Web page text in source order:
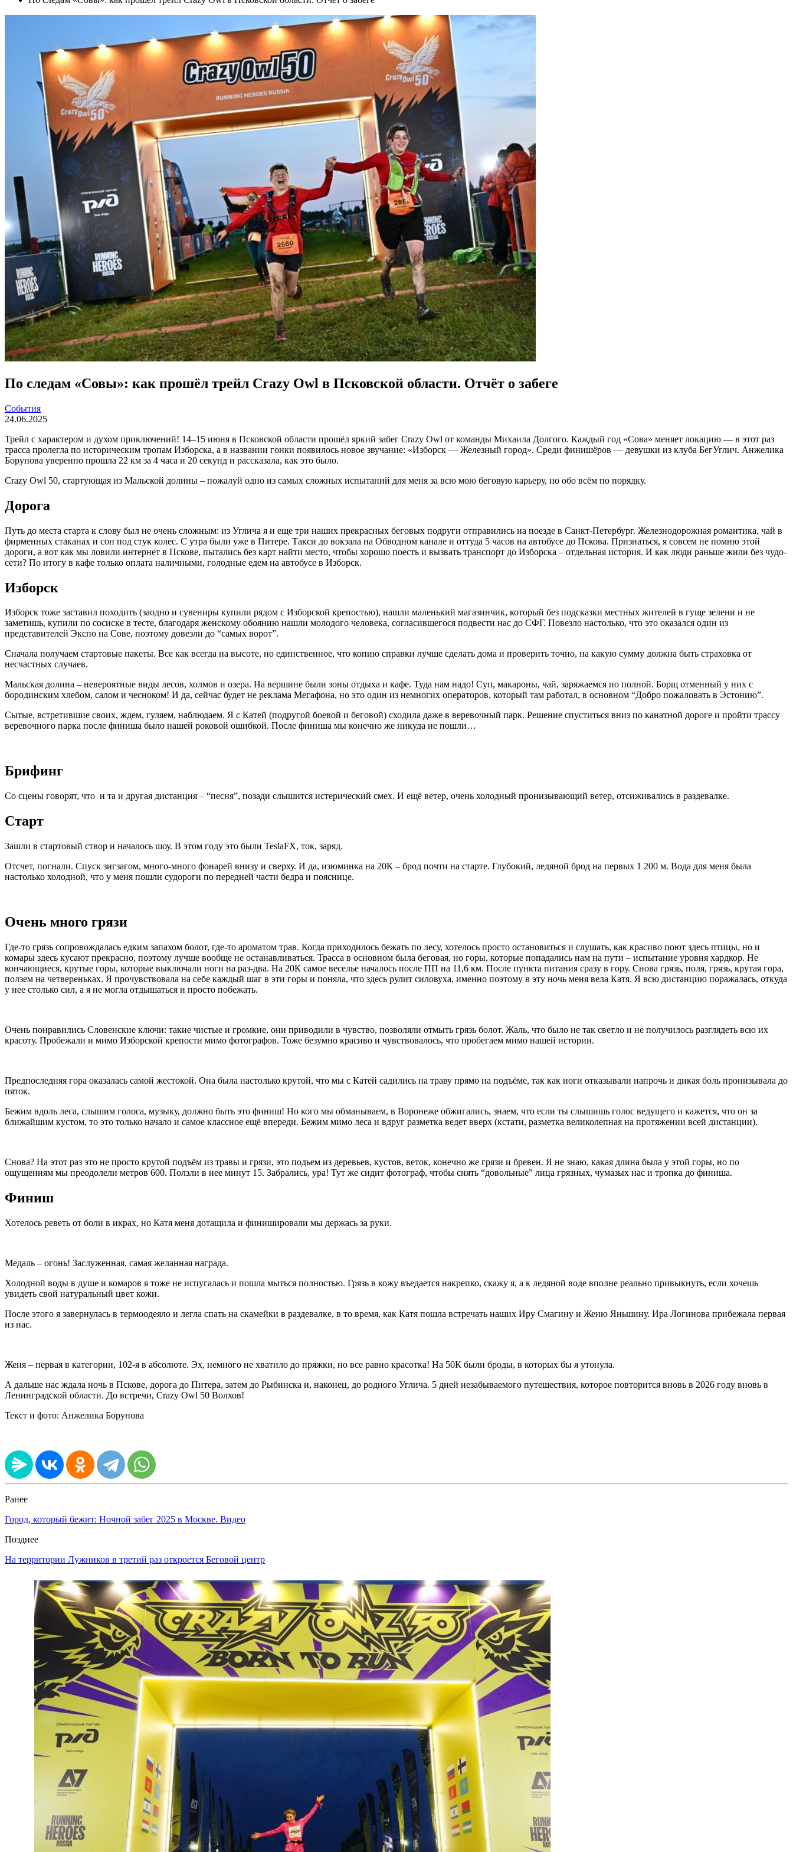
По следам «Совы»: как прошёл трейл Crazy Owl в Псковской области. Отчёт о забеге
События
24.06.2025
Трейл с характером и духом приключений! 14–15 июня в Псковской области прошёл яркий забег Crazy Owl от команды Михаила Долгого. Каждый год «Сова» меняет локацию — в этот раз
трасса пролегла по историческим тропам Изборска, а в названии гонки появилось новое звучание: «Изборск — Железный город». Среди финишёров — девушки из клуба БегУглич. Анжелика
Борунова уверенно прошла 22 км за 4 часа и 20 секунд и рассказала, как это было.
Crazy Owl 50, стартующая из Мальской долины – пожалуй одно из самых сложных испытаний для меня за всю мою беговую карьеру, но обо всём по порядку.
Дорога
Путь до места старта к слову был не очень сложным: из Углича я и еще три наших прекрасных беговых подруги отправились на поезде в Санкт-Петербург. Железнодорожная романтика, чай в
фирменных стаканах и сон под стук колес. С утра были уже в Питере. Такси до вокзала на Обводном канале и оттуда 5 часов на автобусе до Пскова. Признаться, я совсем не помню этой
дороги, а вот как мы ловили интернет в Пскове, пытались без карт найти место, чтобы хорошо поесть и вызвать транспорт до Изборска – отдельная история. И как люди раньше жили без чудо-
сети? По итогу в кафе только оплата наличными, голодные едем на автобусе в Изборск.
Изборск
Изборск тоже заставил походить (заодно и сувениры купили рядом с Изборской крепостью), нашли маленький магазинчик, который без подсказки местных жителей в гуще зелени и не
заметишь, купили по сосиске в тесте, благодаря женскому обоянию нашли молодого человека, согласившегося подвести нас до СФГ. Повезло настолько, что это оказался один из
представителей Экспо на Сове, поэтому довезли до “самых ворот”.
Сначала получаем стартовые пакеты. Все как всегда на высоте, но единственное, что копию справки лучше сделать дома и проверить точно, на какую сумму должна быть страховка от
несчастных случаев.
Мальская долина – невероятные виды лесов, холмов и озера. На вершине были зоны отдыха и кафе. Туда нам надо! Суп, макароны, чай, заряжаемся по полной. Борщ отменный у них с
бородинским хлебом, салом и чесноком! И да, сейчас будет не реклама Мегафона, но это один из немногих операторов, который там работал, в основном “Добро пожаловать в Эстонию”.
Сытые, встретившие своих, ждем, гуляем, наблюдаем. Я с Катей (подругой боевой и беговой) сходила даже в веревочный парк. Решение спуститься вниз по канатной дороге и пройти трассу
веревочного парка после финиша было нашей роковой ошибкой. После финиша мы конечно же никуда не пошли…
Брифинг
Со сцены говорят, что и та и другая дистанция – “песня”, позади слышится истерический смех. И ещё ветер, очень холодный пронизывающий ветер, отсиживались в раздевалке.
Старт
Зашли в стартовый створ и началось шоу. В этом году это были TeslaFX, ток, заряд.
Отсчет, погнали. Спуск зигзагом, много-много фонарей внизу и сверху. И да, изюминка на 20К – брод почти на старте. Глубокий, ледяной брод на первых 1 200 м. Вода для меня была
настолько холодной, что у меня пошли судороги по передней части бедра и пояснице.
Очень много грязи
Где-то грязь сопровождалась едким запахом болот, где-то ароматом трав. Когда приходилось бежать по лесу, хотелось просто остановиться и слушать, как красиво поют здесь птицы, но и
комары здесь кусают прекрасно, поэтому лучше вообще не останавливаться. Трасса в основном была беговая, но горы, которые попадались нам на пути – испытание уровня хардкор. Не
кончающиеся, крутые горы, которые выключали ноги на раз-два. На 20К самое веселье началось после ПП на 11,6 км. После пункта питания сразу в гору. Снова грязь, поля, грязь, крутая гора,
ползем на четвереньках. Я прочувствовала на себе каждый шаг в эти горы и поняла, что здесь рулит силовуха, именно поэтому в эту ночь меня вела Катя. Я всю дистанцию поражалась, откуда
у нее столько сил, а я не могла отдышаться и просто побежать.
Очень понравились Словенские ключи: такие чистые и громкие, они приводили в чувство, позволяли отмыть грязь болот. Жаль, что было не так светло и не получилось разглядеть всю их
красоту. Пробежали и мимо Изборской крепости мимо фотографов. Тоже безумно красиво и чувствовалось, что пробегаем мимо нашей истории.
Предпоследняя гора оказалась самой жестокой. Она была настолько крутой, что мы с Катей садились на траву прямо на подъёме, так как ноги отказывали напрочь и дикая боль пронизывала до
пяток.
Бежим вдоль леса, слышим голоса, музыку, должно быть это финиш! Но кого мы обманываем, в Воронеже обжигались, знаем, что если ты слышишь голос ведущего и кажется, что он за
ближайшим кустом, то это только начало и самое классное ещё впереди. Бежим мимо леса и вдруг разметка ведет вверх (кстати, разметка великолепная на протяжении всей дистанции).
Снова? На этот раз это не просто крутой подъём из травы и грязи, это подьем из деревьев, кустов, веток, конечно же грязи и бревен. Я не знаю, какая длина была у этой горы, но по
ощущениям мы преодолели метров 600. Ползли в нее минут 15. Забрались, ура! Тут же сидит фотограф, чтобы снять “довольные” лица грязных, чумазых нас и тропка до финиша.
Финиш
Хотелось реветь от боли в икрах, но Катя меня дотащила и финишировали мы держась за руки.
Медаль – огонь! Заслуженная, самая желанная награда.
Холодной воды в душе и комаров я тоже не испугалась и пошла мыться полностью. Грязь в кожу въедается накрепко, скажу я, а к ледяной воде вполне реально привыкнуть, если хочешь
увидеть свой натуральный цвет кожи.
После этого я завернулась в термоодеяло и легла спать на скамейки в раздевалке, в то время, как Катя пошла встречать наших Иру Смагину и Женю Яньшину. Ира Логинова прибежала первая
из нас.
Женя – первая в категории, 102-я в абсолюте. Эх, немного не хватило до пряжки, но все равно красотка! На 50К были броды, в которых бы я утонула.
А дальше нас ждала ночь в Пскове, дорога до Питера, затем до Рыбинска и, наконец, до родного Углича. 5 дней незабываемого путешествия, которое повторится вновь в 2026 году вновь в
Ленинградской области. До встречи, Crazy Owl 50 Волхов!
Текст и фото: Анжелика Борунова
Ранее
Город, который бежит: Ночной забег 2025 в Москве. Видео
Позднее
На территории Лужников в третий раз откроется Беговой центр